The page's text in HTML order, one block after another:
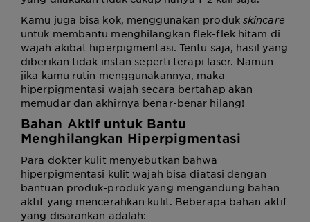
Kamu juga bisa kok, menggunakan produk skincare
untuk membantu menghilangkan flek-flek hitam di
wajah akibat hiperpigmentasi. Tentu saja, hasil yang
diberikan tidak instan seperti terapi laser. Namun
jika kamu rutin menggunakannya, maka
hiperpigmentasi wajah secara bertahap akan
memudar dan akhirnya benar-benar hilang!
Bahan Aktif untuk Bantu
Menghilangkan Hiperpigmentasi
Para dokter kulit menyebutkan bahwa
hiperpigmentasi kulit wajah bisa diatasi dengan
bantuan produk-produk yang mengandung bahan
aktif yang mencerahkan kulit. Beberapa bahan aktif
yang disarankan adalah: